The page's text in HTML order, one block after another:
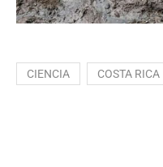
CIENCIA COSTA RICA